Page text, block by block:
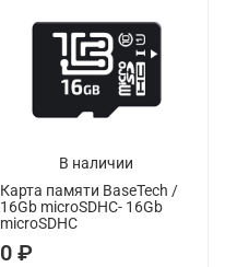
В наличии
Карта памяти BaseTech /
16Gb microSDHC- 16Gb
microSDHC
0 ₽